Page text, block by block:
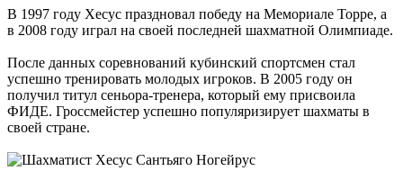
В 1997 году Хесус праздновал победу на Мемориале Торре, а
в 2008 году играл на своей последней шахматной Олимпиаде.
После данных соревнований кубинский спортсмен стал
успешно тренировать молодых игроков. В 2005 году он
получил титул сеньора-тренера, который ему присвоила
ФИДЕ. Гроссмейстер успешно популяризирует шахматы в
своей стране.